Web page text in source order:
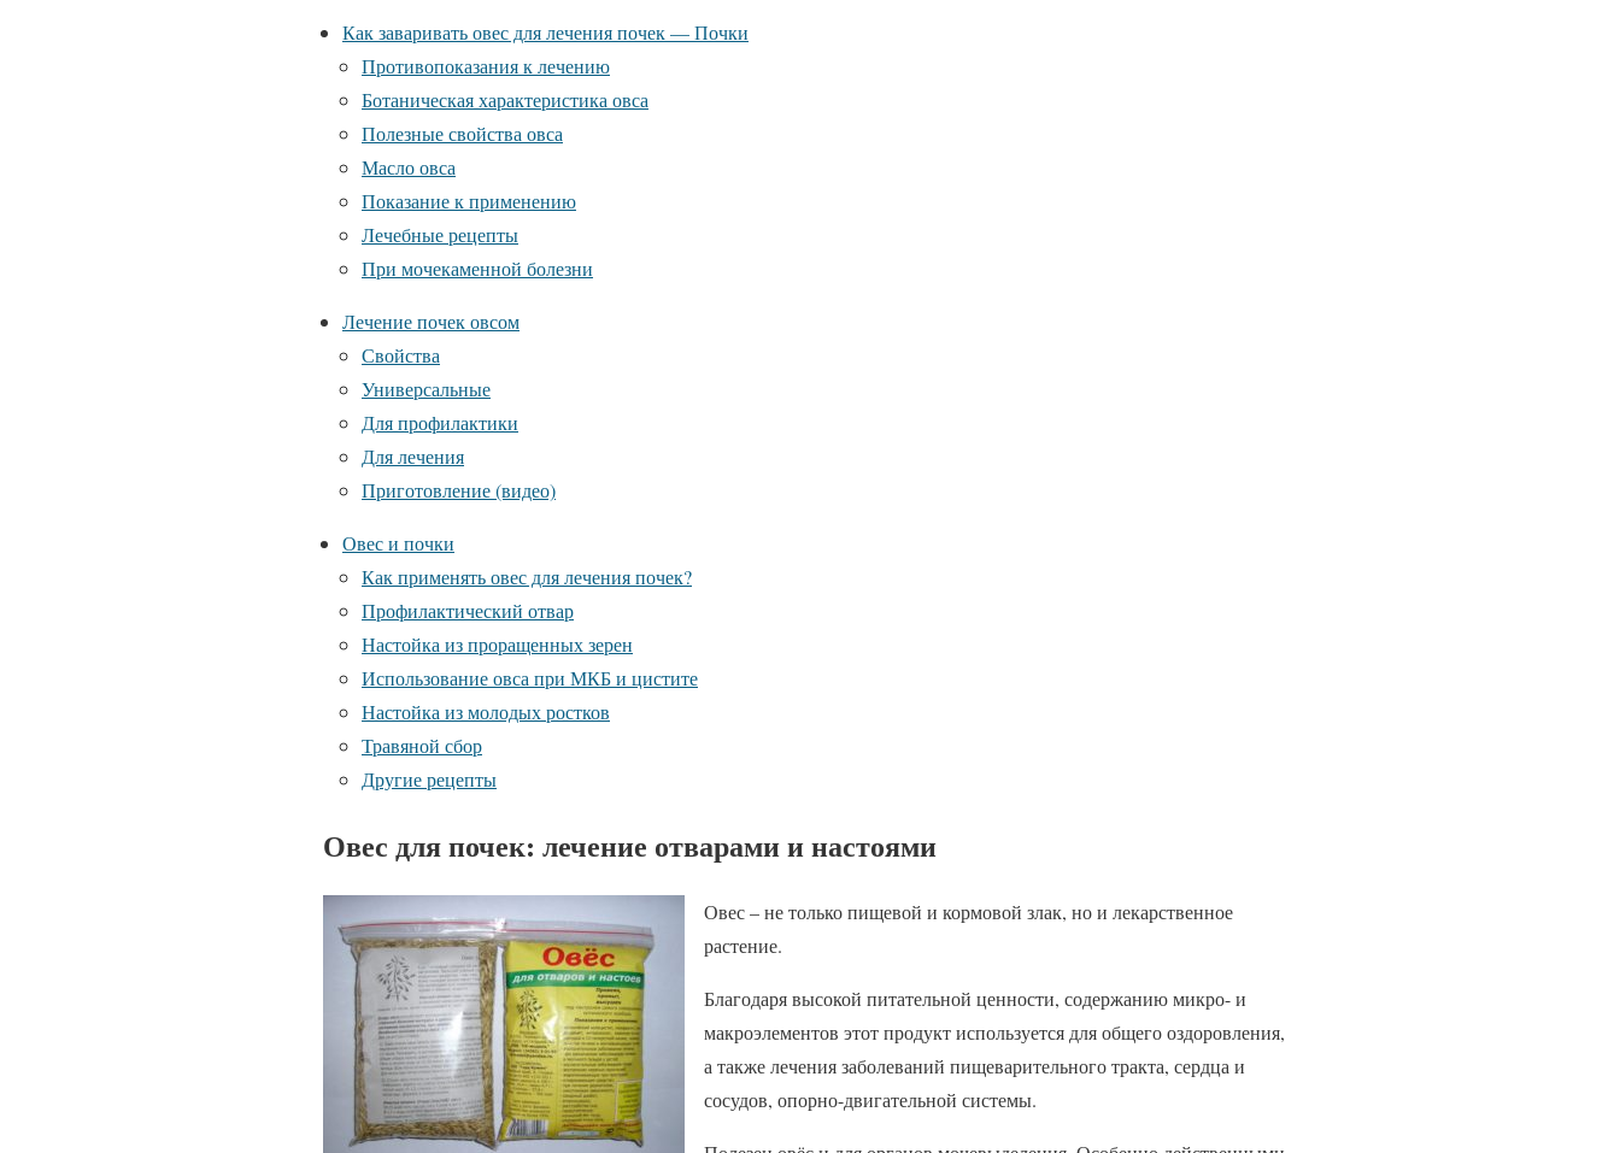
Как заваривать овес для лечения почек — Почки
Противопоказания к лечению
Ботаническая характеристика овса
Полезные свойства овса
Масло овса
Показание к применению
Лечебные рецепты
При мочекаменной болезни
Лечение почек овсом
Свойства
Универсальные
Для профилактики
Для лечения
Приготовление (видео)
Овес и почки
Как применять овес для лечения почек?
Профилактический отвар
Настойка из проращенных зерен
Использование овса при МКБ и цистите
Настойка из молодых ростков
Травяной сбор
Другие рецепты
Овес для почек: лечение отварами и настоями
Овес – не только пищевой и кормовой злак, но и лекарственное
растение.
Благодаря высокой питательной ценности, содержанию микро- и
макроэлементов этот продукт используется для общего оздоровления,
а также лечения заболеваний пищеварительного тракта, сердца и
сосудов, опорно-двигательной системы.